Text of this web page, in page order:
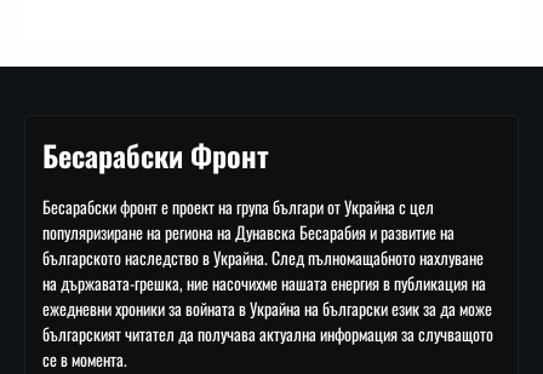
Бесарабски Фронт
Бесарабски фронт е проект на група българи от Украйна с цел
популяризиране на региона на Дунавска Бесарабия и развитие на
българското наследство в Украйна. След пълномащабното нахлуване
на държавата-грешка, ние насочихме нашата енергия в публикация на
ежедневни хроники за войната в Украйна на български език за да може
българският читател да получава актуална информация за случващото
се в момента.